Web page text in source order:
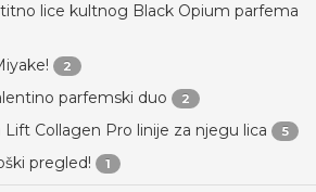
lice kultnog Black Opium parfema
2
parfemski duo 2
Collagen Pro linije za njegu lica 5
pregled! 1